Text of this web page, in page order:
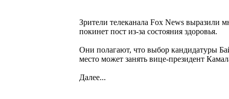
Зрители телеканала Fox News
покинет пост из-за состояния здоровья.
Они полагают, что выбор кандидатуры
место может занять вице-президент
Далее...